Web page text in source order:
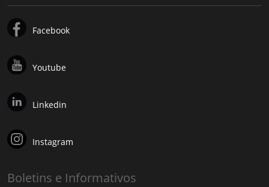
Facebook
Youtube
Linkedin
Instagram
Boletins e Informativos